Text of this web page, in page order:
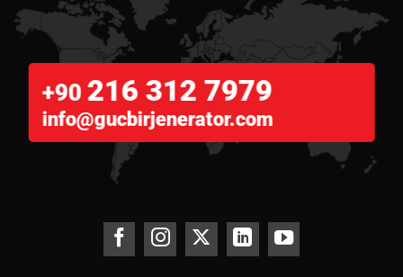
+90 216 312 7979
info@gucbirjenerator.com